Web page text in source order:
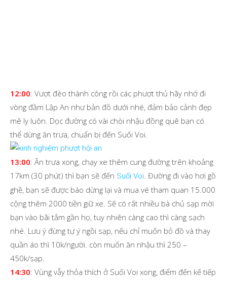
vòng đầm Lập An như bản đồ dưới nhé, đảm bảo cảnh đẹp
mê ly luôn. Dọc đường có vài chòi nhậu đồng quê bạn có
thể dừng ăn trưa, chuẩn bị đến Suối Voi.
13:00: Ăn trưa xong, chạy xe thêm cung đường trên khoảng
17km (30 phút) thì bạn sẽ đếnSuối Voi. Đường đi vào hơi gồ
ghề, bạn sẽ được báo dừng lại và mua vé tham quan 15.000
cộng thêm 2000 tiền giữ xe. Sẽ có rất nhiều bà chủ sạp mời
bạn vào bãi tắm gần họ, tuy nhiên càng cao thì càng sạch
nhé. Lưu ý đừng tự ý ngồi sạp, nếu chỉ muốn bỏ đồ và thay
quần áo thì 10k/người. còn muốn ăn nhậu thì 250 –
450k/sạp.
14:30: Vùng vẫy thỏa thích ở Suối Voi xong, điểm đến kế tiếp
theokinh nghiệm phượt Hôi An đến Huế là cửa biểnTư